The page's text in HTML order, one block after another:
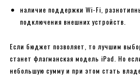
наличие поддержки Wi-Fi,
подключения внешних устройств.
Если бюджет позволяет, то лучшим
станет флагманская модель iPad. Но
небольшую сумму и при этом стать